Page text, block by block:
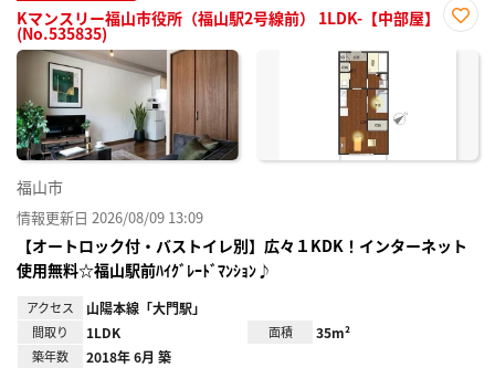
Kマンスリー福山市役所（福山駅2号線前） 1LDK-【中部屋】
(No.535835)
に入
福山市
情報更新日 2026/08/09 13:09
【オートロック付・バストイレ別】広々１KDK！インターネット
使用無料☆福山駅前ﾊｲｸﾞﾚｰﾄﾞﾏﾝｼｮﾝ♪
アクセス 山陽本線「大門駅」
間取り 1LDK 面積 35m²
築年数 2018年 6月 築